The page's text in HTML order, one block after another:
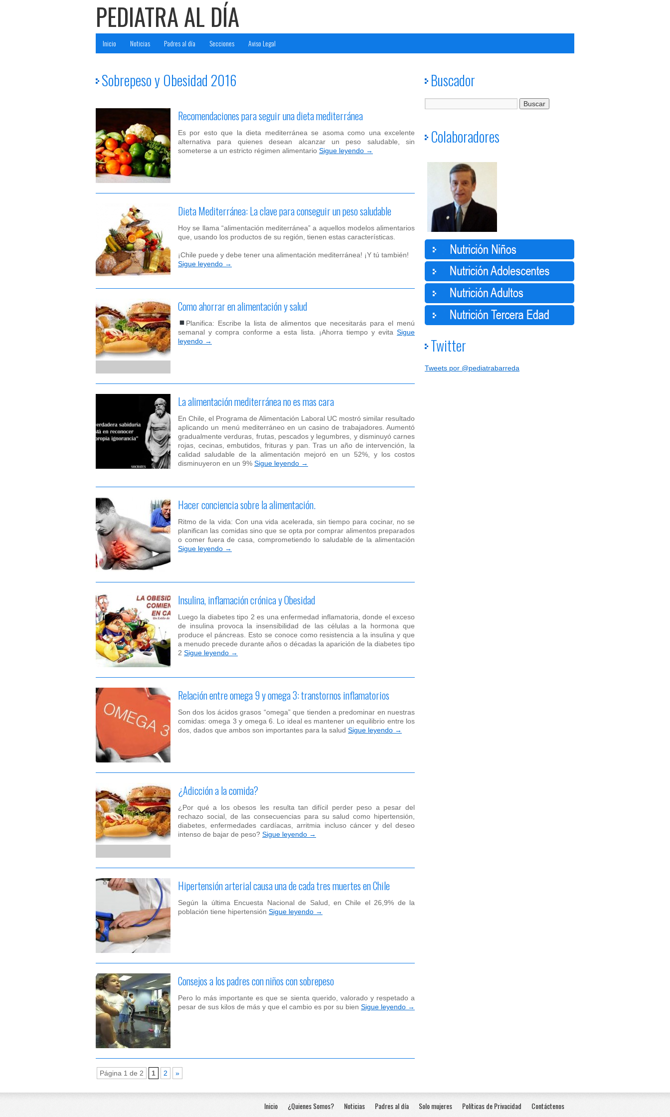
PEDIATRA AL DÍA
Inicio Noticias Padres al día Secciones Aviso Legal
Sobrepeso y Obesidad 2016
Recomendaciones para seguir una dieta mediterránea
Es por esto que la dieta mediterránea se asoma como una excelente
alternativa para quienes desean alcanzar un peso saludable, sin
someterse a un estricto régimen alimentario Sigue leyendo →
Dieta Mediterránea: La clave para conseguir un peso saludable
Hoy se llama “alimentación mediterránea” a aquellos modelos alimentarios
que, usando los productos de su región, tienen estas características.
¡Chile puede y debe tener una alimentación mediterránea! ¡Y tú también!
Sigue leyendo →
Como ahorrar en alimentación y salud
Planifica: Escribe la lista de alimentos que necesitarás para el menú
semanal y compra conforme a esta lista. ¡Ahorra tiempo y evita Sigue
leyendo →
La alimentación mediterránea no es mas cara
En Chile, el Programa de Alimentación Laboral UC mostró similar resultado
aplicando un menú mediterráneo en un casino de trabajadores. Aumentó
gradualmente verduras, frutas, pescados y legumbres, y disminuyó carnes
rojas, cecinas, embutidos, frituras y pan. Tras un año de intervención, la
calidad saludable de la alimentación mejoró en un 52%, y los costos
disminuyeron en un 9% Sigue leyendo →
Hacer conciencia sobre la alimentación.
Ritmo de la vida: Con una vida acelerada, sin tiempo para cocinar, no se
planifican las comidas sino que se opta por comprar alimentos preparados
o comer fuera de casa, comprometiendo lo saludable de la alimentación
Sigue leyendo →
Insulina, inflamación crónica y Obesidad
Luego la diabetes tipo 2 es una enfermedad inflamatoria, donde el exceso
de insulina provoca la insensibilidad de las células a la hormona que
produce el páncreas. Esto se conoce como resistencia a la insulina y que
a menudo precede durante años o décadas la aparición de la diabetes tipo
2 Sigue leyendo →
Relación entre omega 9 y omega 3: transtornos inflamatorios
Son dos los ácidos grasos “omega” que tienden a predominar en nuestras
comidas: omega 3 y omega 6. Lo ideal es mantener un equilibrio entre los
dos, dados que ambos son importantes para la salud Sigue leyendo →
¿Adicción a la comida?
¿Por qué a los obesos les resulta tan difícil perder peso a pesar del
rechazo social, de las consecuencias para su salud como hipertensión,
diabetes, enfermedades cardíacas, arritmia incluso cáncer y del deseo
intenso de bajar de peso? Sigue leyendo →
Hipertensión arterial causa una de cada tres muertes en Chile
Según la última Encuesta Nacional de Salud, en Chile el 26,9% de la
población tiene hipertensión Sigue leyendo →
Consejos a los padres con niños con sobrepeso
Pero lo más importante es que se sienta querido, valorado y respetado a
pesar de sus kilos de más y que el cambio es por su bien Sigue leyendo →
Página 1 de 2 1 2 »
Buscador
Colaboradores
Twitter
Tweets por @pediatrabarreda
Inicio ¿Quienes Somos? Noticias Padres al día Solo mujeres Políticas de Privacidad Contáctenos